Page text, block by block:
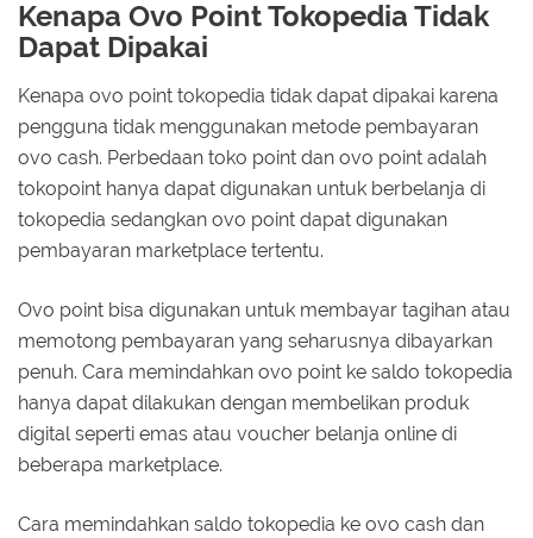
Kenapa Ovo Point Tokopedia Tidak
Dapat Dipakai
Kenapa ovo point tokopedia tidak dapat dipakai karena
pengguna tidak menggunakan metode pembayaran
ovo cash. Perbedaan toko point dan ovo point adalah
tokopoint hanya dapat digunakan untuk berbelanja di
tokopedia sedangkan ovo point dapat digunakan
pembayaran marketplace tertentu.
Ovo point bisa digunakan untuk membayar tagihan atau
memotong pembayaran yang seharusnya dibayarkan
penuh. Cara memindahkan ovo point ke saldo tokopedia
hanya dapat dilakukan dengan membelikan produk
digital seperti emas atau voucher belanja online di
beberapa marketplace.
Cara memindahkan saldo tokopedia ke ovo cash dan